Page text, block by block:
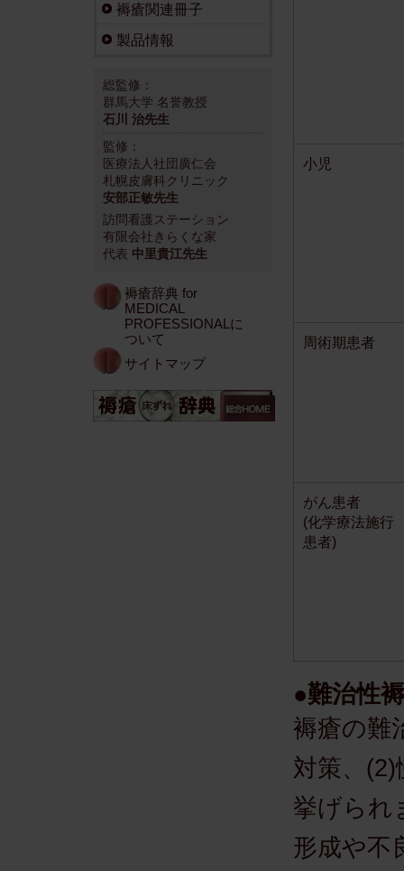
褥瘡関連冊子
製品情報
総監修：
群馬大学 名誉教授
石川 治先生
監修：
医療法人社団廣仁会
札幌皮膚科クリニック
安部正敏先生
訪問看護ステーション
有限会社きらくな家
代表 中里貴江先生
褥瘡辞典 for
MEDICAL
PROFESSIONALに
ついて
サイトマップ
小児
周術期患者
がん患者
(化学療法施行
患者)
●難治性
褥瘡の難
対策、
挙げられ
形成や不